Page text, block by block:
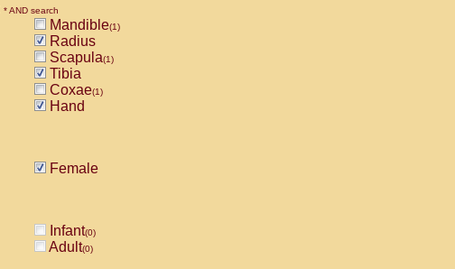
* AND search
Mandible(1)
Radius
Scapula(1)
Tibia
Coxae(1)
Hand
Female
Infant(0)
Adult(0)